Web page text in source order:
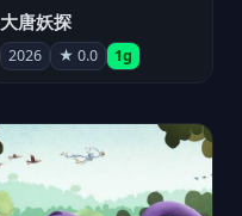
大唐妖探
2026 ★ 0.0 1g